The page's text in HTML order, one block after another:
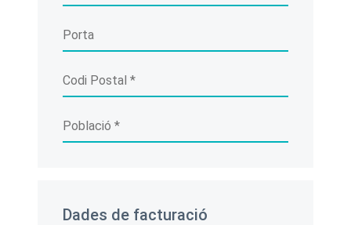
Dades de facturació